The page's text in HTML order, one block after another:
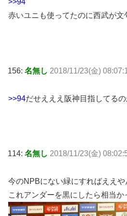
>>94
赤いユニも使ってたのに西武が文
156: 名無し 2018/11/23(金)
>>94だせえええ阪神目指してる
114: 名無し 2018/11/23(金)
今のNPBにない緑にすればええや
これアンダーを黒にしたら相当か